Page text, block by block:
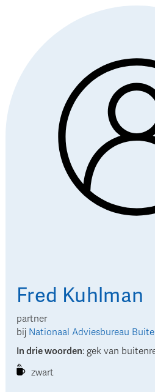
Fred Kuhlman
partner
bij Nationaal Adviesbureau
In drie woorden: gek van
zwart